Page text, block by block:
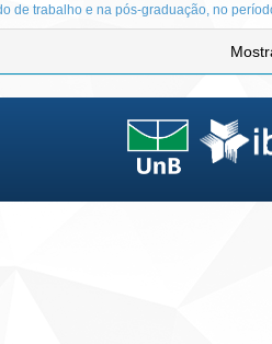
de trabalho e na pós-graduação, no